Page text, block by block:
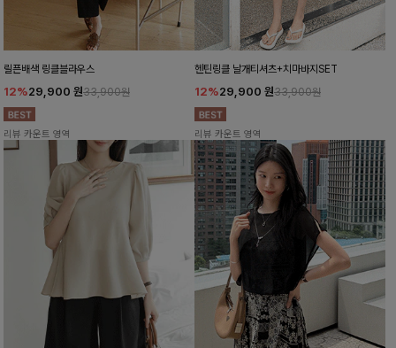
릴픈배색 링클블라우스
12%29,900 원33,900원
리뷰 카운트 영역
헨틴링클 날개티셔츠+치마바지SET
12%29,900 원33,900원
리뷰 카운트 영역